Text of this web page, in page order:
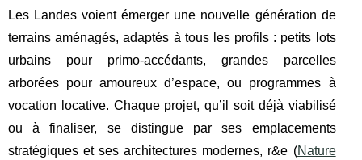
Les Landes voient émerger une nouvelle génération de
terrains aménagés, adaptés à tous les profils : petits lots
urbains pour primo-accédants, grandes parcelles
arborées pour amoureux d’espace, ou programmes à
vocation locative. Chaque projet, qu’il soit déjà viabilisé
ou à finaliser, se distingue par ses emplacements
stratégiques et ses architectures modernes, r&e (Nature